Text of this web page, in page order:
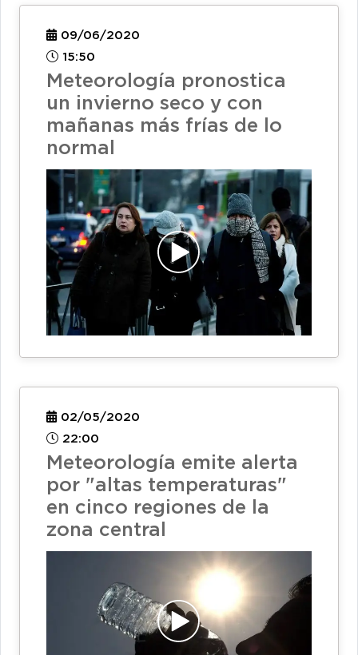
09/06/2020
15:50
Meteorología pronostica
un invierno seco y con
mañanas más frías de lo
normal
02/05/2020
22:00
Meteorología emite alerta
por "altas temperaturas"
en cinco regiones de la
zona central